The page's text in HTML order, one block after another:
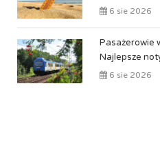
6 sie 2026
Pasażerowie
Najlepsze
6 sie 2026